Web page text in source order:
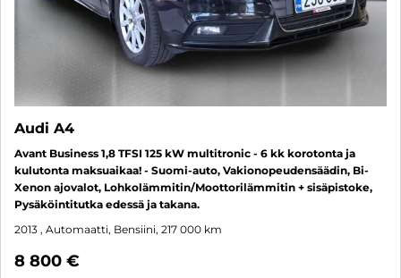
Audi A4
Avant Business 1,8 TFSI 125 kW multitronic - 6 kk korotonta ja
kulutonta maksuaikaa! - Suomi-auto, Vakionopeudensäädin, Bi-
Xenon ajovalot, Lohkolämmitin/Moottorilämmitin + sisäpistoke,
Pysäköintitutka edessä ja takana.
2013 , Automaatti, Bensiini, 217 000 km
8 800 €